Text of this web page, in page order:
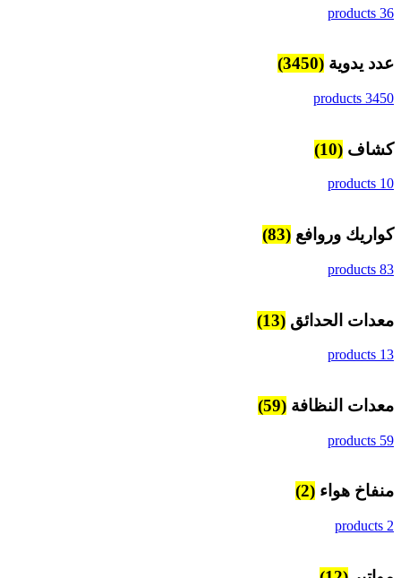
36 products
عدد يدوية (3450)
3450 products
كشاف (10)
10 products
كواريك وروافع (83)
83 products
معدات الحدائق (13)
13 products
معدات النظافة (59)
59 products
منفاخ هواء (2)
2 products